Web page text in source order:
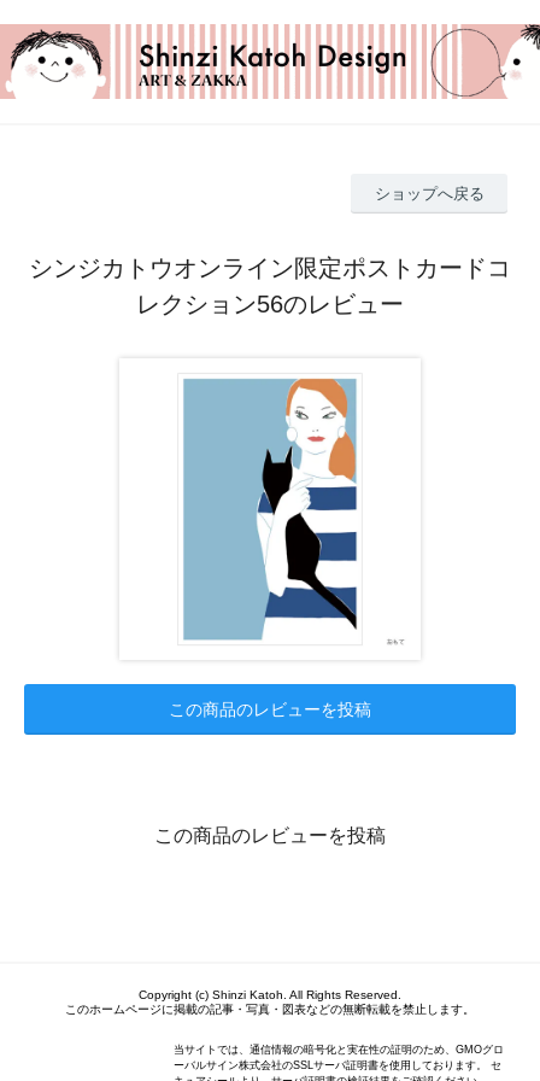
ショップへ戻る
シンジカトウオンライン限定ポストカードコ
レクション56のレビュー
この商品のレビューを投稿
この商品のレビューを投稿
Copyright (c) Shinzi Katoh. All Rights Reserved.
このホームページに掲載の記事・写真・図表などの無断転載を禁止します。
当サイトでは、通信情報の暗号化と実在性の証明のため、GMOグロ
ーバルサイン株式会社のSSLサーバ証明書を使用しております。 セ